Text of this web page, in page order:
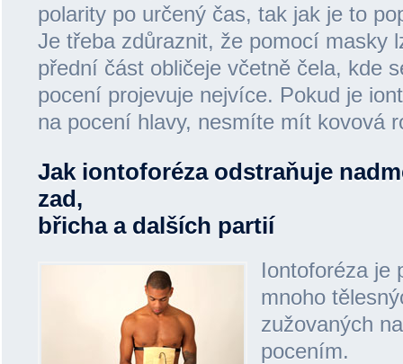
polarity po určený čas, tak jak je to
Je třeba zdůraznit, že pomocí masky
přední část obličeje včetně čela, kde
pocení projevuje nejvíce. Pokud je
na pocení hlavy, nesmíte mít kovová
Jak iontoforéza odstraňuje
zad,
břicha a dalších partií
Iontoforéza je
mnoho
zužovaných
pocením.